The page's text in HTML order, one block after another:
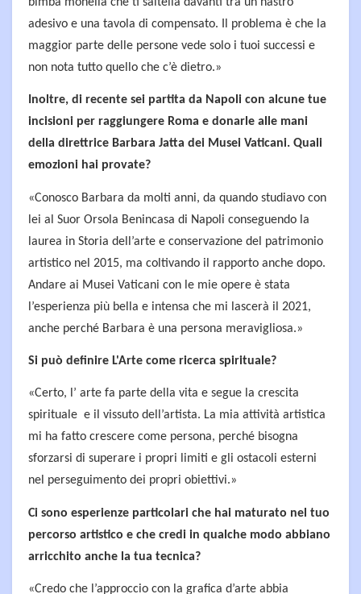
adesivo e una tavola di compensato. Il problema è che la
maggior parte delle persone vede solo i tuoi successi e
non nota tutto quello che c’è dietro.»
Inoltre, di recente sei partita da Napoli con alcune tue
incisioni per raggiungere Roma e donarle alle mani
della direttrice Barbara Jatta dei Musei Vaticani. Quali
emozioni hai provate?
«Conosco Barbara da molti anni, da quando studiavo con
lei al Suor Orsola Benincasa di Napoli conseguendo la
laurea in Storia dell’arte e conservazione del patrimonio
artistico nel 2015, ma coltivando il rapporto anche dopo.
Andare ai Musei Vaticani con le mie opere è stata
l’esperienza più bella e intensa che mi lascerà il 2021,
anche perché Barbara è una persona meravigliosa.»
Si può definire L'Arte come ricerca spirituale?
«Certo, l’ arte fa parte della vita e segue la crescita
spirituale e il vissuto dell’artista. La mia attività artistica
mi ha fatto crescere come persona, perché bisogna
sforzarsi di superare i propri limiti e gli ostacoli esterni
nel perseguimento dei propri obiettivi.»
Ci sono esperienze particolari che hai maturato nel tuo
percorso artistico e che credi in qualche modo abbiano
arricchito anche la tua tecnica?
«Credo che l’approccio con la grafica d’arte abbia